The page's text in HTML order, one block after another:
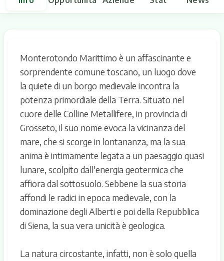
Monterotondo Marittimo è un affascinante e
sorprendente comune toscano, un luogo dove
la quiete di un borgo medievale incontra la
potenza primordiale della Terra. Situato nel
cuore delle Colline Metallifere, in provincia di
Grosseto, il suo nome evoca la vicinanza del
mare, che si scorge in lontananza, ma la sua
anima è intimamente legata a un paesaggio quasi
lunare, scolpito dall'energia geotermica che
affiora dal sottosuolo. Sebbene la sua storia
affondi le radici in epoca medievale, con la
dominazione degli Alberti e poi della Repubblica
di Siena, la sua vera unicità è geologica.
La natura circostante, infatti, non è solo quella